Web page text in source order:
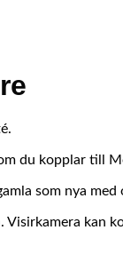
du kopplar till
som nya med
kan